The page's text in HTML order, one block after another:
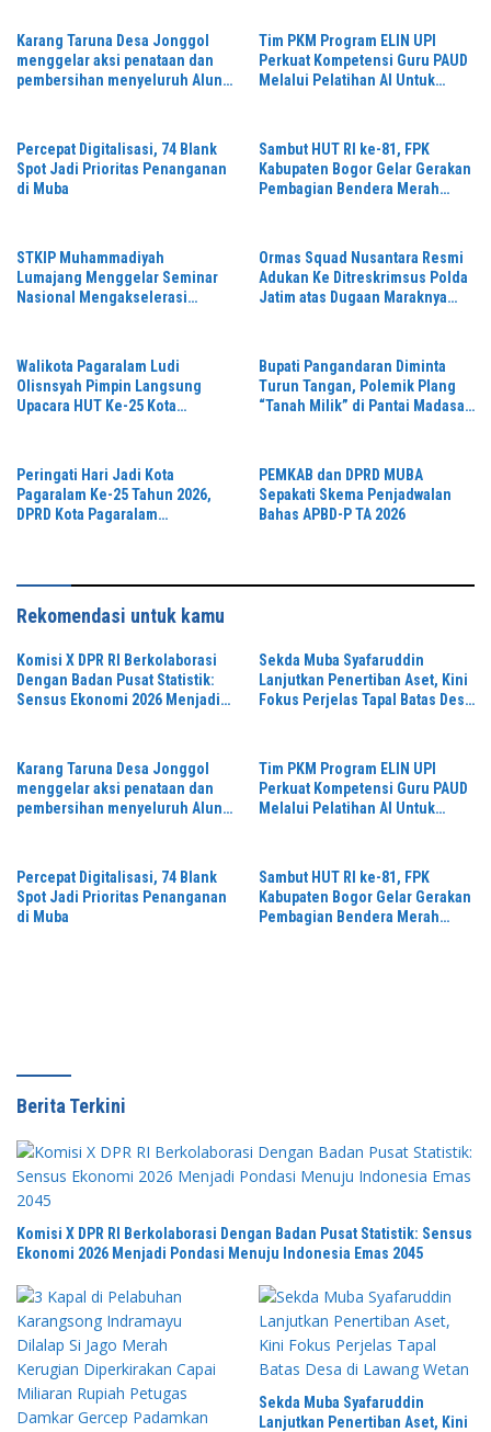
Karang Taruna Desa Jonggol
menggelar aksi penataan dan
pembersihan menyeluruh Alun-
bersinergi bersama sama
“,karang taruna desa Jonggol
Jaya Jaya,”
Tim PKM Program ELIN UPI
Perkuat Kompetensi Guru PAUD
Melalui Pelatihan AI Untuk
Percepat Digitalisasi, 74 Blank
Spot Jadi Prioritas Penanganan
di Muba
Sambut HUT RI ke-81, FPK
Kabupaten Bogor Gelar Gerakan
Pembagian Bendera Merah
STKIP Muhammadiyah
Lumajang Menggelar Seminar
Nasional Mengakselerasi
Pendidikan Tinggi
Ormas Squad Nusantara Resmi
Adukan Ke Ditreskrimsus Polda
Jatim atas Dugaan Maraknya
Walikota Pagaralam Ludi
Olisnsyah Pimpin Langsung
Upacara HUT Ke-25 Kota
Bupati Pangandaran Diminta
Turun Tangan, Polemik Plang
“Tanah Milik” di Pantai Madasari
Peringati Hari Jadi Kota
Pagaralam Ke-25 Tahun 2026,
DPRD Kota Pagaralam
PEMKAB dan DPRD MUBA
Sepakati Skema Penjadwalan
Bahas APBD-P TA 2026
Rekomendasi untuk kamu
Komisi X DPR RI Berkolaborasi
Dengan Badan Pusat Statistik:
Sensus Ekonomi 2026 Menjadi
Sekda Muba Syafaruddin
Lanjutkan Penertiban Aset, Kini
Fokus Perjelas Tapal Batas Desa
Karang Taruna Desa Jonggol
menggelar aksi penataan dan
pembersihan menyeluruh Alun-
bersinergi bersama sama
“,karang taruna desa Jonggol
Jaya Jaya,”
Tim PKM Program ELIN UPI
Perkuat Kompetensi Guru PAUD
Melalui Pelatihan AI Untuk
Percepat Digitalisasi, 74 Blank
Spot Jadi Prioritas Penanganan
di Muba
Sambut HUT RI ke-81, FPK
Kabupaten Bogor Gelar Gerakan
Pembagian Bendera Merah
Berita Terkini
Komisi X DPR RI Berkolaborasi Dengan Badan Pusat Statistik: Sensus
Ekonomi 2026 Menjadi Pondasi Menuju Indonesia Emas 2045
Sekda Muba Syafaruddin
Lanjutkan Penertiban Aset, Kini